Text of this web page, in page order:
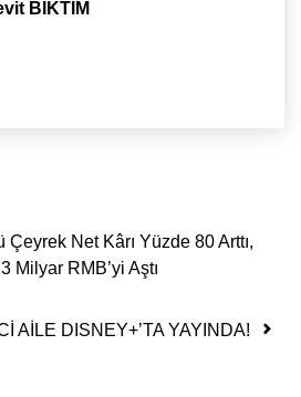
BIKTIM
Çeyrek Net Kârı Yüzde 80 Arttı,
Milyar RMB’yi Aştı
AİLE DISNEY+’TA YAYINDA!